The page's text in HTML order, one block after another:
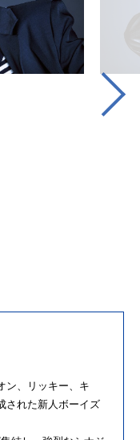
ン、リッキー、キ
された新人ボーイズ